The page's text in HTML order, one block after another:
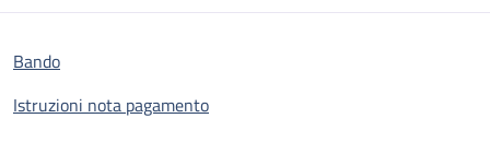
Bando
Istruzioni nota pagamento